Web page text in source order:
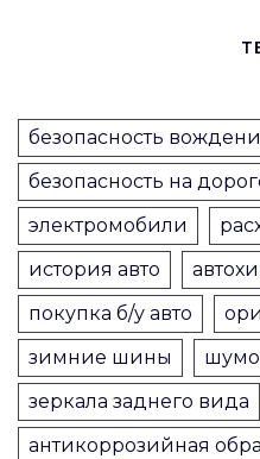
безопасность
безопасность на
электромобили
история авто
покупка б/у авто
зимние шины
зеркала заднего вида
антикоррозийная